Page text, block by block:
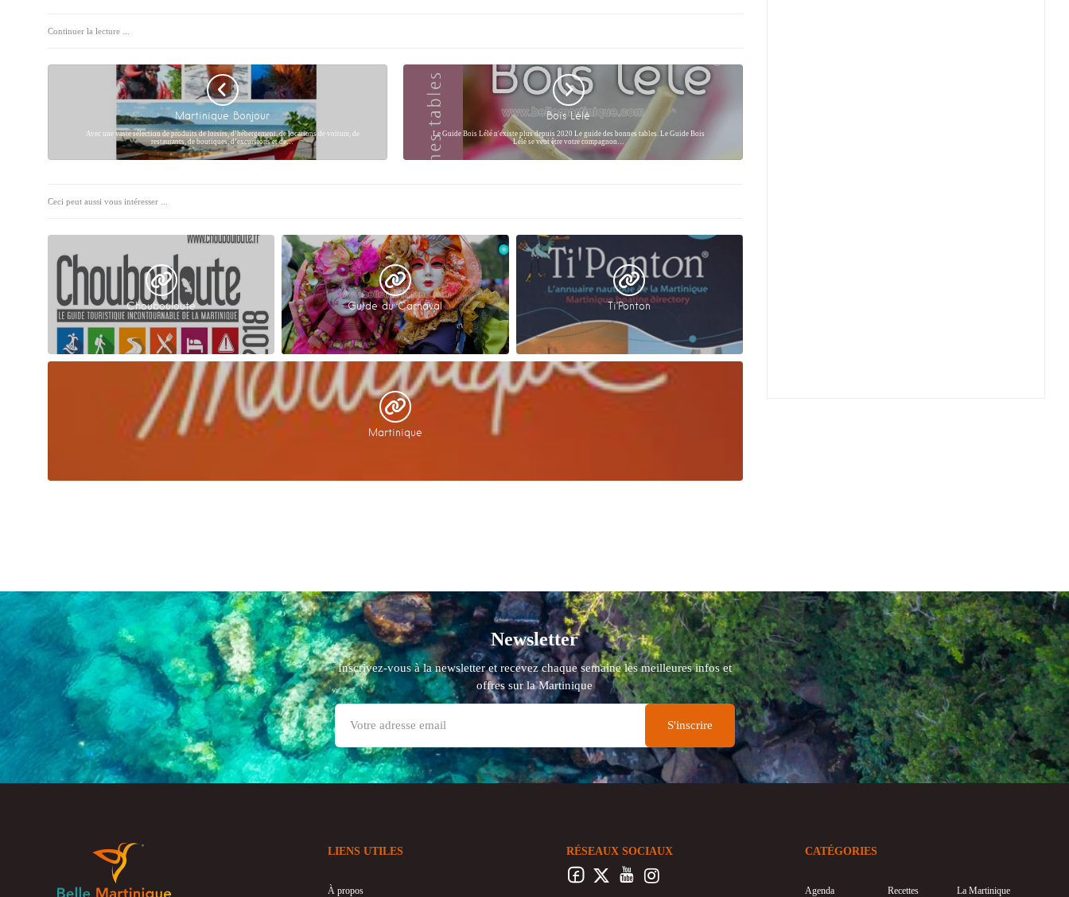
Continuer la lecture ...
Martinique Bonjour
Avec une vaste sélection de produits de loisirs, d’hébergement, de locations de voiture, de
restaurants, de boutiques, d’excursions et de…
Bois Lélé
Le Guide Bois Lélé n'existe plus depuis 2020 Le guide des bonnes tables. Le Guide Bois
Lélé se veut être votre compagnon…
Ceci peut aussi vous intéresser ...
Choubouloute Guide du Carnaval Ti’Ponton
Martinique
Newsletter
Inscrivez-vous à la newsletter et recevez chaque semaine les meilleures infos et
offres sur la Martinique
LIENS UTILES
À propos
RÉSEAUX SOCIAUX CATÉGORIES
Agenda Recettes La Martinique